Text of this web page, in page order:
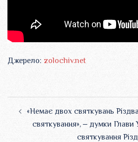
Джерело: zolochiv.net
по
запису
«Немає двох святкувань
святкування», ‒ думки
святкування